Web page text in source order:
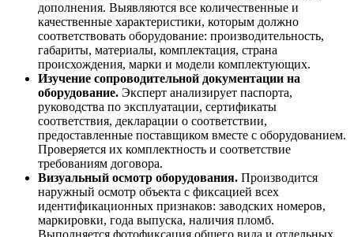
дополнения. Выявляются все количественные и
качественные характеристики, которым должно
соответствовать оборудование: производительность,
габариты, материалы, комплектация, страна
происхождения, марки и модели комплектующих.
Изучение сопроводительной документации на
оборудование. Эксперт анализирует паспорта,
руководства по эксплуатации, сертификаты
соответствия, декларации о соответствии,
предоставленные поставщиком вместе с оборудованием.
Проверяется их комплектность и соответствие
требованиям договора.
Визуальный осмотр оборудования. Производится
наружный осмотр объекта с фиксацией всех
идентификационных признаков: заводских номеров,
маркировки, года выпуска, наличия пломб.
Выполняется фотофиксация общего вида и отдельных